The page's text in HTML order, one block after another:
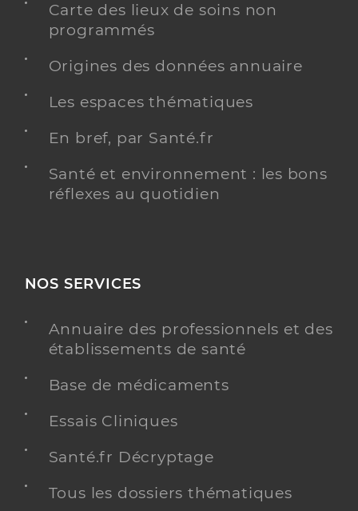
Carte des lieux de soins non
programmés
Origines des données annuaire
Les espaces thématiques
En bref, par Santé.fr
Santé et environnement : les bons
réflexes au quotidien
NOS SERVICES
Annuaire des professionnels et des
établissements de santé
Base de médicaments
Essais Cliniques
Santé.fr Décryptage
Tous les dossiers thématiques